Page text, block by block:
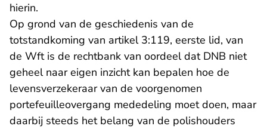
hierin.
Op grond van de geschiedenis van de
totstandkoming van artikel 3:119, eerste lid, van
de Wft is de rechtbank van oordeel dat DNB niet
geheel naar eigen inzicht kan bepalen hoe de
levensverzekeraar van de voorgenomen
portefeuilleovergang mededeling moet doen, maar
daarbij steeds het belang van de polishouders